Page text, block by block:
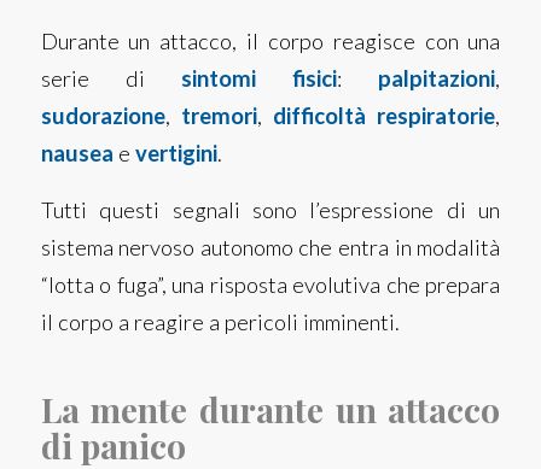
Durante un attacco, il corpo reagisce con una
serie di sintomi fisici: palpitazioni,
sudorazione, tremori, difficoltà respiratorie,
nausea e vertigini.
Tutti questi segnali sono l’espressione di un
sistema nervoso autonomo che entra in modalità
“lotta o fuga”, una risposta evolutiva che prepara
il corpo a reagire a pericoli imminenti.
La mente durante un attacco
di panico